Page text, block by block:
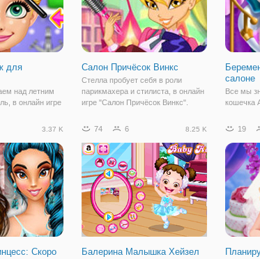
для
над летним
в онлайн игре
пройти через
образа. На
над базовым
Салон Причёсок Винкс
Стелла пробует себя в роли
парикмахера и стилиста, в онлайн
игре "Салон Причёсок Винкс".
клуба Винкс, которые пришли
для себя новые образы. Игра
представляет
салоне
Все мы
кошечка
родит
мужа
день,
3.37 K
Скоро
74 6 8.25 K
Балерина Малышка Хейзел
19